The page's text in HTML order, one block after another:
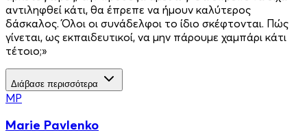
αντιληφθεί κάτι, θα έπρεπε να ήμουν καλύτερος
δάσκαλος. Όλοι οι συνάδελφοι το ίδιο σκέφτονται. Πώς
γίνεται, ως εκπαιδευτικοί, να μην πάρουμε χαμπάρι κάτι
τέτοιο;»
Διάβασε περισσότερα
MP
Marie Pavlenko